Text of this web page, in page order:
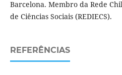
Barcelona. Membro da Rede
de Ciências Sociais (REDIECS).
REFERÊNCIAS